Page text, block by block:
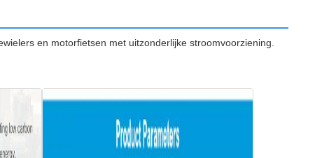
en motorfietsen met uitzonderlijke stroomvoorziening.